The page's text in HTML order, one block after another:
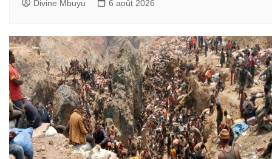
Divine Mbuyu 6 août 2026